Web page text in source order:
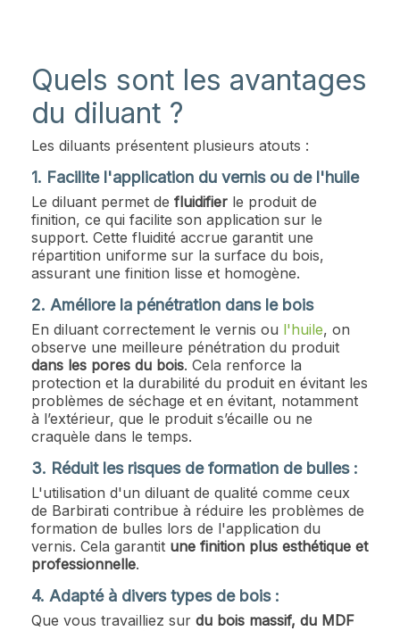
Quels sont les avantages
du diluant ?
Les diluants présentent plusieurs atouts :
1. Facilite l'application du vernis ou de l'huile
Le diluant permet de fluidifier le produit de
finition, ce qui facilite son application sur le
support. Cette fluidité accrue garantit une
répartition uniforme sur la surface du bois,
assurant une finition lisse et homogène.
2. Améliore la pénétration dans le bois
En diluant correctement le vernis ou l'huile, on
observe une meilleure pénétration du produit
dans les pores du bois. Cela renforce la
protection et la durabilité du produit en évitant les
problèmes de séchage et en évitant, notamment
à l’extérieur, que le produit s’écaille ou ne
craquèle dans le temps.
3. Réduit les risques de formation de bulles :
L'utilisation d'un diluant de qualité comme ceux
de Barbirati contribue à réduire les problèmes de
formation de bulles lors de l'application du
vernis. Cela garantit une finition plus esthétique et
professionnelle.
4. Adapté à divers types de bois :
Que vous travailliez sur du bois massif, du MDF